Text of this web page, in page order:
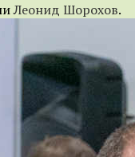
Леонид Шорохов.